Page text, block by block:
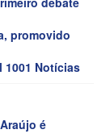
promovido
1001 Notícias
é